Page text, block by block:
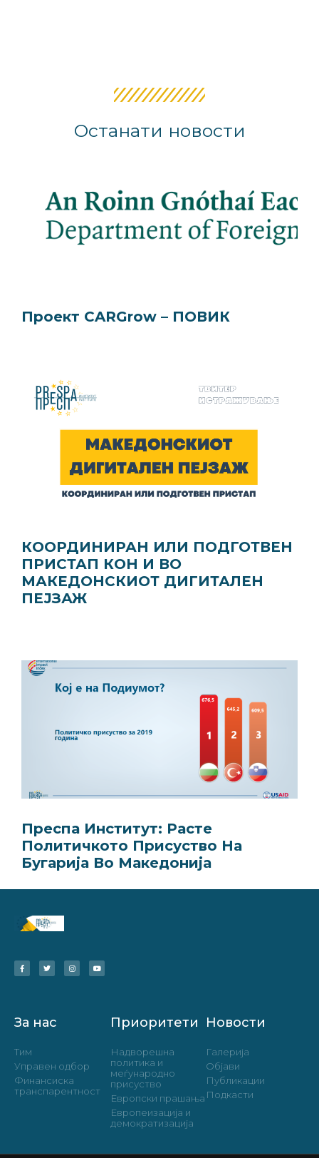
Останати новости
Проект CARGrow – ПОВИК
КООРДИНИРАН ИЛИ ПОДГОТВЕН
ПРИСТАП КОН И ВО
МАКЕДОНСКИОТ ДИГИТАЛЕН
ПЕЈЗАЖ
Преспа Институт: Расте
Политичкото Присуство На
Бугарија Во Македонија
За нас
Тим
Управен одбор
Финансиска
транспарентност
Приоритети
Надворешна
политика и
меѓународно
присуство
Европски прашања
Европеизација и
демократизација
Новости
Галерија
Објави
Публикации
Подкасти